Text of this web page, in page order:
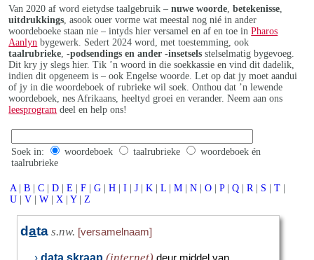
Van 2020 af word eietydse taalgebruik –nuwe woorde ,betekenisse
uitdrukkings , asook ouer vorme wat meestal nog nié in ander
woordeboeke staan nie – intyds hier versamel en af en toe inPharos
Aanlyn bygewerk. Sedert 2024 word, met toestemming, ook
taalrubrieke ,-podsendings en ander -insetsels stelselmatig bygevoeg.
Dit kry jy slegs hier. Tik ’n woord in die soekkassie en vind dit dadelik,
indien dit opgeneem is – ook Engelse woorde. Let op dat jy moet aandui
of jy in die woordeboek of rubrieke wil soek. Onthou dat ’n lewende
woordeboek, nes Afrikaans, heeltyd groei en verander. Neem aan ons
leesprogram deel en help ons!
Soek in: woordeboek taalrubrieke
woordeboek én
taalrubrieke
A | B | C | D | E | F | G | H | I | J | K | L | M | N | O | P | Q | R | S | T |
U | V | W | X | Y | Z
data s.nw. [versamelnaam]
›data skraap(internet) deur middel van